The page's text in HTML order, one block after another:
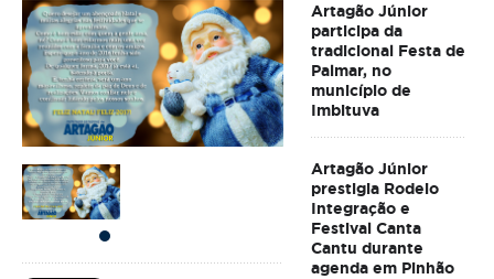
Artagão Júnior
participa da
tradicional Festa de
Palmar, no
município de
Imbituva
Artagão Júnior
prestigia Rodeio
Integração e
Festival Canta
Cantu durante
agenda em Pinhão